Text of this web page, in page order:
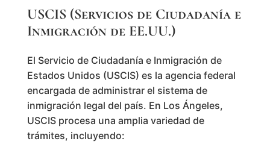
USCIS (Servicios de Ciudadanía e
Inmigración de EE.UU.)
El Servicio de Ciudadanía e Inmigración de
Estados Unidos (USCIS) es la agencia federal
encargada de administrar el sistema de
inmigración legal del país. En Los Ángeles,
USCIS procesa una amplia variedad de
trámites, incluyendo: